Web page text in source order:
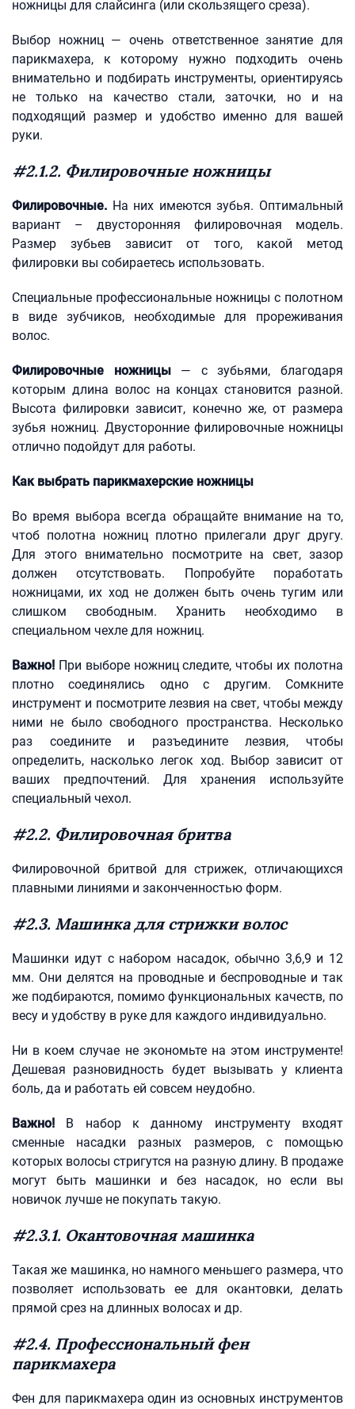
ножницы для слайсинга (или скользящего среза).
Выбор ножниц — очень ответственное занятие для
парикмахера, к которому нужно подходить очень
внимательно и подбирать инструменты, ориентируясь
не только на качество стали, заточки, но и на
подходящий размер и удобство именно для вашей
руки.
#2.1.2. Филировочные ножницы
Филировочные. На них имеются зубья. Оптимальный
вариант – двусторонняя филировочная модель.
Размер зубьев зависит от того, какой метод
филировки вы собираетесь использовать.
Специальные профессиональные ножницы с полотном
в виде зубчиков, необходимые для прореживания
волос.
Филировочные ножницы— с зубьями, благодаря
которым длина волос на концах становится разной.
Высота филировки зависит, конечно же, от размера
зубья ножниц. Двусторонние филировочные ножницы
отлично подойдут для работы.
Как выбрать парикмахерские ножницы
Во время выбора всегда обращайте внимание на то,
чтоб полотна ножниц плотно прилегали друг другу.
Для этого внимательно посмотрите на свет, зазор
должен отсутствовать. Попробуйте поработать
ножницами, их ход не должен быть очень тугим или
слишком свободным. Хранить необходимо в
специальном чехле для ножниц.
Важно! При выборе ножниц следите, чтобы их полотна
плотно соединялись одно с другим. Сомкните
инструмент и посмотрите лезвия на свет, чтобы между
ними не было свободного пространства. Несколько
раз соедините и разъедините лезвия, чтобы
определить, насколько легок ход. Выбор зависит от
ваших предпочтений. Для хранения используйте
специальный чехол.
#2.2. Филировочная бритва
Филировочной бритвой для стрижек, отличающихся
плавными линиями и законченностью форм.
#2.3. Машинка для стрижки волос
Машинки идут с набором насадок, обычно 3,6,9 и 12
мм. Они делятся на проводные и беспроводные и так
же подбираются, помимо функциональных качеств, по
весу и удобству в руке для каждого индивидуально.
Ни в коем случае не экономьте на этом инструменте!
Дешевая разновидность будет вызывать у клиента
боль, да и работать ей совсем неудобно.
Важно! В набор к данному инструменту входят
сменные насадки разных размеров, с помощью
которых волосы стригутся на разную длину. В продаже
могут быть машинки и без насадок, но если вы
новичок лучше не покупать такую.
#2.3.1. Окантовочная машинка
Такая же машинка, но намного меньшего размера, что
позволяет использовать ее для окантовки, делать
прямой срез на длинных волосах и др.
#2.4. Профессиональный фен
парикмахера
Фен для парикмахера один из основных инструментов